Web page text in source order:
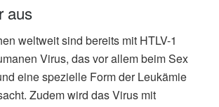
aus
weltweit sind bereits mit HTLV-1
Virus, das vor allem beim Sex
eine spezielle Form der Leukämie
Zudem wird das Virus mit